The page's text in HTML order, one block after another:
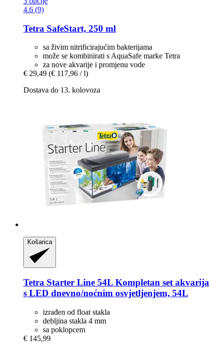
4.6 (9)
Tetra SafeStart, 250 ml
sa živim nitrificirajućim bakterijama
može se kombinirati s AquaSafe marke Tetra
za nove akvarije i promjenu vode
€ 29,49 (€ 117,96 / l)
Dostava do 13. kolovoza
Košarica
Tetra Starter Line 54L Kompletan set akvarija
s LED dnevno/noćnim osvjetljenjem, 54L
izrađen od float stakla
debljina stakla 4 mm
sa poklopcem
€ 145,99